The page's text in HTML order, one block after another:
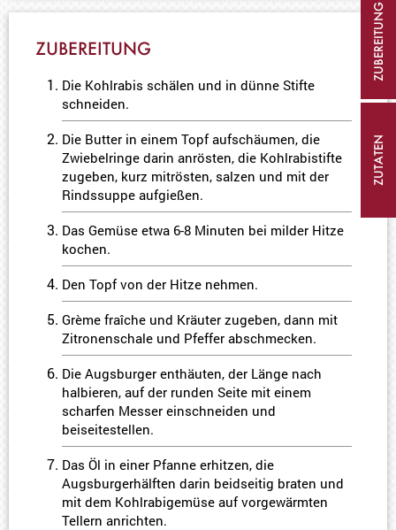
ZUBEREITUNG
Die Kohlrabis schälen und in dünne Stifte
schneiden.
Die Butter in einem Topf aufschäumen, die
Zwiebelringe darin anrösten, die Kohlrabistifte
zugeben, kurz mitrösten, salzen und mit der
Rindssuppe aufgießen.
Das Gemüse etwa 6-8 Minuten bei milder Hitze
kochen.
Den Topf von der Hitze nehmen.
Grème fraîche und Kräuter zugeben, dann mit
Zitronenschale und Pfeffer abschmecken.
Die Augsburger enthäuten, der Länge nach
halbieren, auf der runden Seite mit einem
scharfen Messer einschneiden und
beiseitestellen.
Das Öl in einer Pfanne erhitzen, die
Augsburgerhälften darin beidseitig braten und
mit dem Kohlrabigemüse auf vorgewärmten
Tellern anrichten.
ZUTATEN
ZUBEREITUNG